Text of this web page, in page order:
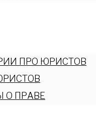
ПРО ЮРИСТОВ
О ПРАВЕ